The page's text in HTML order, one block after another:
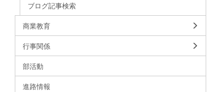
ブログ記事検索
商業教育
行事関係
部活動
進路情報